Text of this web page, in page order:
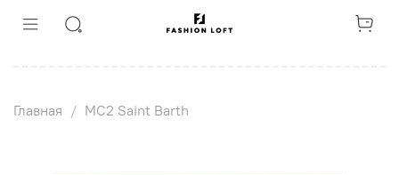
Главная MC2 Saint Barth